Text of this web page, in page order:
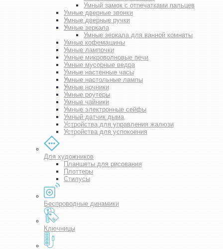
Умный замок с отпечатками пальцев
Умные дверные звонки
Умные дверные ручки
Умные зеркала
Умные зеркала для ванной комнаты
Умные кофемашины
Умные лампочки
Умные микроволновые печи
Умные мусорные ведра
Умные настенные часы
Умные настольные лампы
Умные ночники
Умные роутеры
Умные чайники
Умные электронные сейфы
Умный датчик дыма
Устройства для управления жалюзи
Устройства для успокоения
Для художников
Планшеты для рисования
Плоттеры
Стилусы
Беспроводные динамики
Ключницы